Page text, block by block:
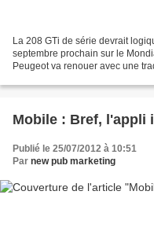
La 208 GTi de série devrait
septembre prochain sur le
Peugeot va renouer avec une
Mobile : Bref, l'appli
Publié le 25/07/2012 à 10:51
Par new pub marketing